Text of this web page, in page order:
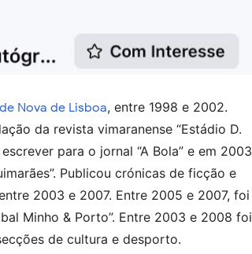
Nova de Lisboa, entre 1998 e 2002.
da revista vimaranense “Estádio D.
para o jornal “A Bola” e em 2003
Publicou crónicas de ficção e
2003 e 2007. Entre 2005 e 2007, foi
Minho & Porto”. Entre 2003 e 2008 foi
de cultura e desporto.